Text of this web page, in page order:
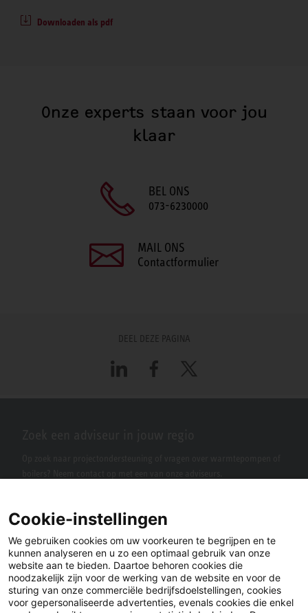
Downloaden als pdf
Onze experts staan voor jou
klaar
BEL ONS
073-6230000
MAIL ONS
Contactformulier
DEEL DEZE PAGINA
LinkedIn FacebookX
LinkedIn Facebook X
Cookie-instellingen
We gebruiken cookies om uw voorkeuren te begrijpen en te
kunnen analyseren en u zo een optimaal gebruik van onze
website aan te bieden. Daartoe behoren cookies die
noodzakelijk zijn voor de werking van de website en voor de
sturing van onze commerciële bedrijfsdoelstellingen, cookies
voor gepersonaliseerde advertenties, evenals cookies die enkel